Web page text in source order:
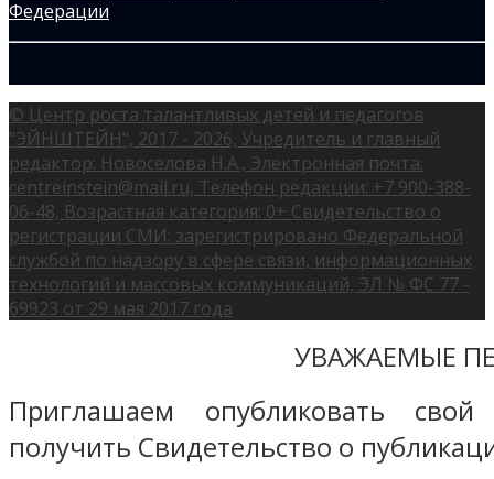
© Центр роста талантливых детей и педагогов
"ЭЙНШТЕЙН", 2017 - 2026, Учредитель и главный
редактор: Новоселова Н.А., Электронная почта:
centreinstein@mail.ru, Телефон редакции: +7 900-388-
06-48, Возрастная категория: 0+ Свидетельство о
регистрации СМИ: зарегистрировано Федеральной
службой по надзору в сфере связи, информационных
технологий и массовых коммуникаций, ЭЛ № ФС 77 -
69923 от 29 мая 2017 года
УВАЖАЕМЫЕ
Приглашаем опубликовать
получить Свидетельство о